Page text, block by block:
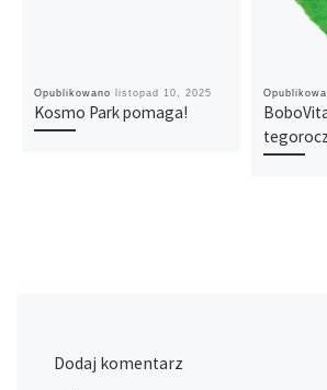
Opublikowano listopad 10, 2025
Kosmo Park pomaga!
Dodaj komentarz